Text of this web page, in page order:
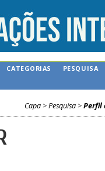
CATEGORIAS
PESQUISA
Capa >Pesquisa >Perfil